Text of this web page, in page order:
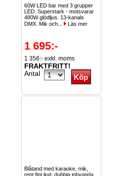
60W LED bar med 3 grupper
LED. Superstark - motsvarar
480W glödljus. 13-kanals
DMX. Mik och...
Läs mer
1 695:-
1 356:- exkl. moms
FRAKTFRITT!
Antal
Blåtand med karaoke, mik,
rent fint ljud, dubbla inbyggda